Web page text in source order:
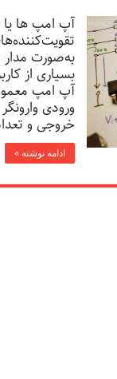
آپ امپ ها
به‌صورت
بسیاری از
آپ امپ
خروجی و
ادامه نوشته »